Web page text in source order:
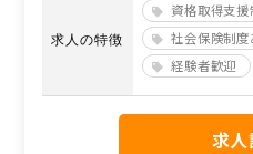
求人の特徴
資格取得支援
社会保険制度
経験者歓迎
求人